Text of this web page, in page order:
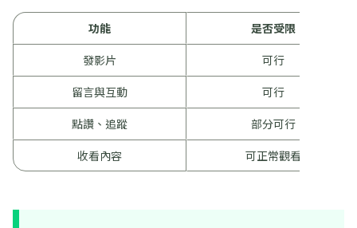
功能
是否受限
發影片
可行
留言與互動
可行
點讚、追蹤
部分可行
收看內容
可正常觀看